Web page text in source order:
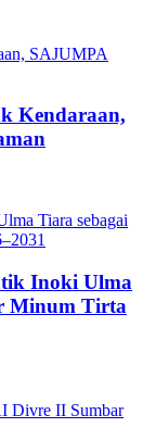
Kendaraan,
Inoki Ulma
Minum Tirta